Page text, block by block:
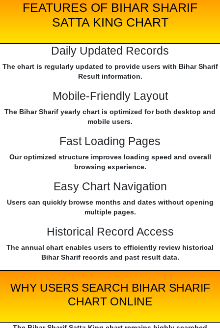
FEATURES OF BIHAR SHARIF
SATTA KING CHART
Daily Updated Records
The chart is regularly updated to provide users with Bihar Sharif
Result information.
Mobile-Friendly Layout
The Bihar Sharif yearly chart is optimized for both desktop and
mobile users.
Fast Loading Pages
Our optimized structure improves loading speed and overall
browsing experience.
Easy Chart Navigation
Users can quickly browse months and dates without opening
multiple pages.
Historical Record Access
The annual chart enables users to efficiently review historical
Bihar Sharif records and past result data.
WHY USERS SEARCH BIHAR SHARIF
CHART ONLINE